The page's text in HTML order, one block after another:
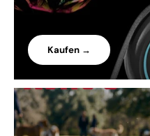
Kaufen →